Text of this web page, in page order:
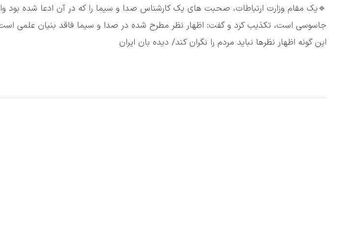
🔹یک مقام وزارت ارتباطات، صحبت های یک کارشناس صدا و سیما را که در آن ادعا شده بود
جاسوسی است، تکذیب کرد و گفت: اظهار نظر مطرح شده در صدا و سیما فاقد بنیان علمی
این گونه اظهار نظرها نباید مردم را نگران کند/ دیده بان ایران